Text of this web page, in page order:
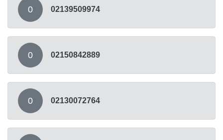
0 02139509974
0 02150842889
0 02130072764